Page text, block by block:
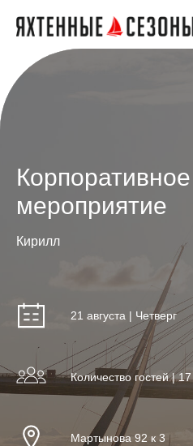
Корпоративное
мероприятие
Кирилл
21 августа | Четверг
Количество гостей | 17
Мартынова 92 к 3